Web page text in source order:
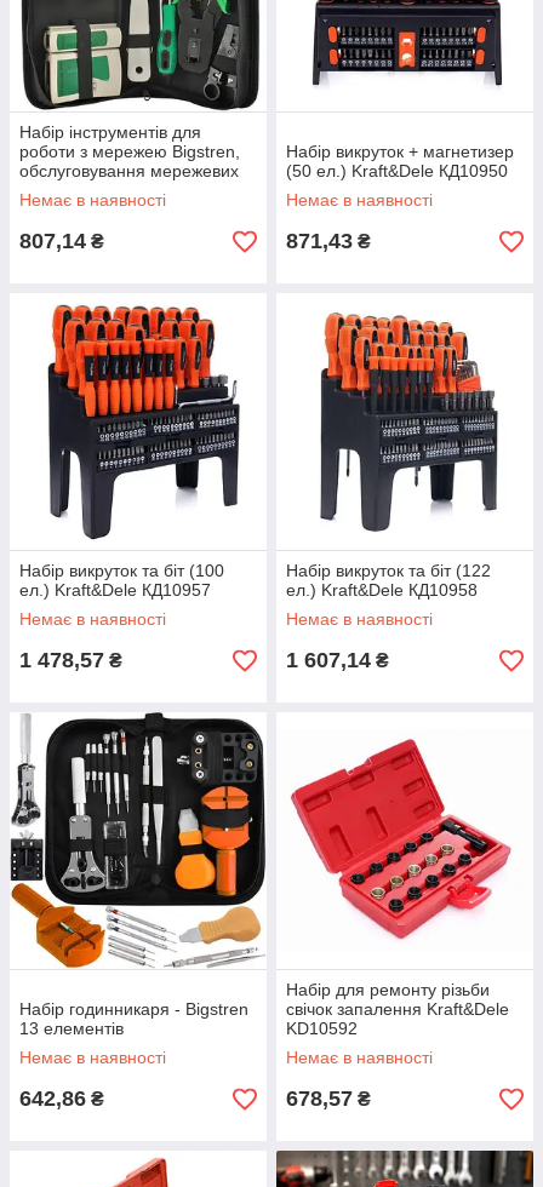
Набір інструментів для
роботи з мережею Bigstren,
обслуговування мережевих
кабелів, кабельний тестер
Немає в наявності
807,14 ₴
Набір викруток + магнетизер
(50 ел.) Kraft&Dele КД10950
Немає в наявності
871,43 ₴
Набір викруток та біт (100
ел.) Kraft&Dele КД10957
Немає в наявності
1 478,57 ₴
Набір викруток та біт (122
ел.) Kraft&Dele КД10958
Немає в наявності
1 607,14 ₴
Набір годинникаря - Bigstren
13 елементів
Немає в наявності
642,86 ₴
Набір для ремонту різьби
свічок запалення Kraft&Dele
KD10592
Немає в наявності
678,57 ₴